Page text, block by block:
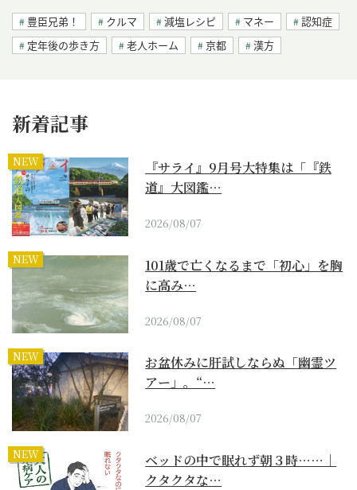
豊臣兄弟！ クルマ 減塩レシピ マネー
認知症
定年後の歩き方
老人ホーム 京都 漢方
新着記事
NEW
『サライ』9月号大特集は「『鉄
道』大図鑑…
2026/08/07
NEW
101歳で亡くなるまで「初心」を胸
に高み…
2026/08/07
NEW
お盆休みに肝試しならぬ「幽霊ツ
アー」。“…
2026/08/07
NEW
ベッドの中で眠れず朝３時……｜
クタクタな…